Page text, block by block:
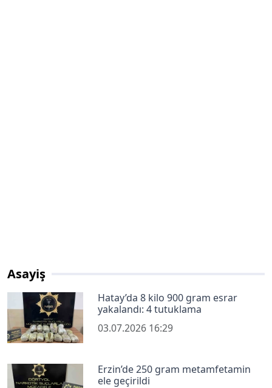
Asayiş
Hatay’da 8 kilo 900 gram esrar
yakalandı: 4 tutuklama
03.07.2026 16:29
Erzin’de 250 gram metamfetamin
ele geçirildi